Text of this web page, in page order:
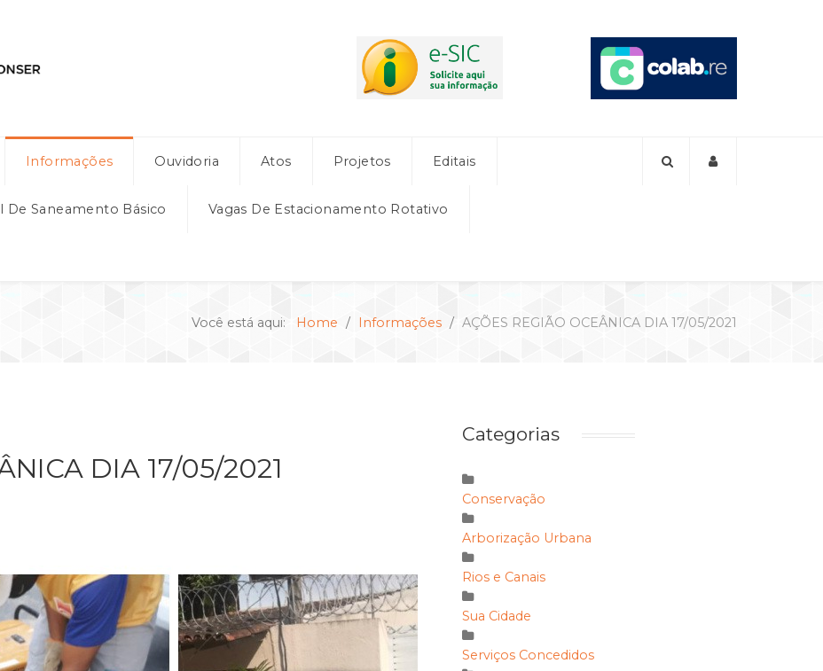
Informações Ouvidoria Atos Projetos Editais
De Saneamento Básico Vagas De Estacionamento Rotativo
Você está aqui: Home Informações AÇÕES REGIÃO OCEÂNICA DIA 17/05/2021
DIA 17/05/2021
Categorias
Conservação
Arborização Urbana
Rios e Canais
Sua Cidade
Serviços Concedidos